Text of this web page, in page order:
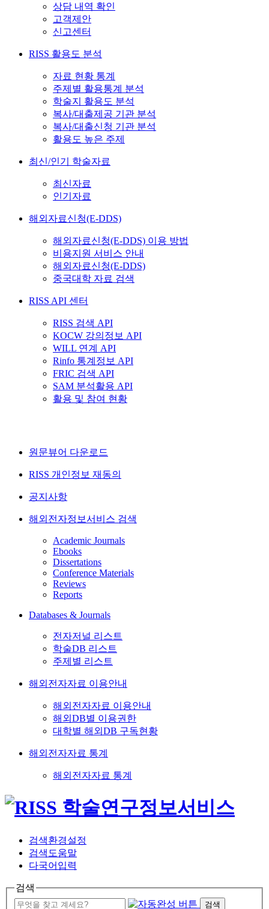
상담 내역 확인
고객제안
신고센터
RISS 활용도 분석
자료 현황 통계
주제별 활용통계 분석
학술지 활용도 분석
복사/대출제공 기관 분석
복사/대출신청 기관 분석
활용도 높은 주제
최신/인기 학술자료
최신자료
인기자료
해외자료신청(E-DDS)
해외자료신청(E-DDS) 이용 방법
비용지원 서비스 안내
해외자료신청(E-DDS)
중국대학 자료 검색
RISS API 센터
RISS 검색 API
KOCW 강의정보 API
WILL 연계 API
Rinfo 통계정보 API
FRIC 검색 API
SAM 분석활용 API
활용 및 참여 현황
원문뷰어 다운로드
RISS 개인정보 재동의
공지사항
해외전자정보서비스 검색
Academic Journals
Ebooks
Dissertations
Conference Materials
Reviews
Reports
Databases & Journals
전자저널 리스트
학술DB 리스트
주제별 리스트
해외전자자료 이용안내
해외전자자료 이용안내
해외DB별 이용권한
대학별 해외DB 구독현황
해외전자자료 통계
해외전자자료 통계
검색환경설정
검색도움말
다국어입력
검색
검색